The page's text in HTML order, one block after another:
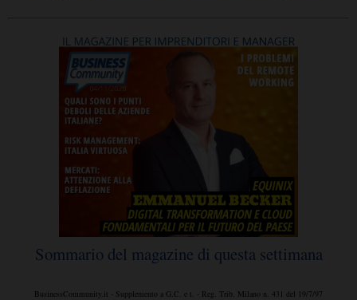
Sommario del magazine di questa settimana
BusinessCommunity.it - Supplemento a G.C. e t. - Reg. Trib. Milano n. 431 del 19/7/97